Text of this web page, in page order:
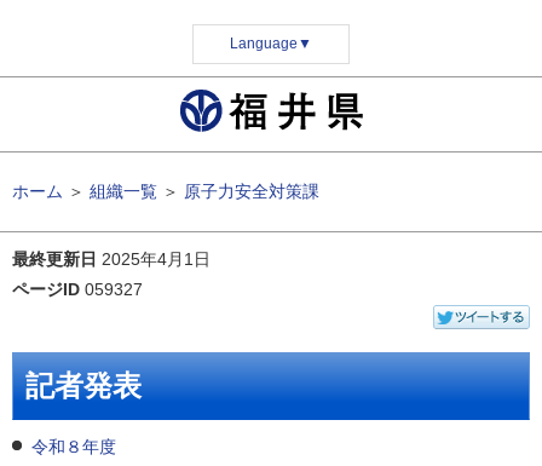
Language ▼
ホーム ＞ 組織一覧 ＞ 原子力安全対策課
最終更新日 2025年4月1日
ページID 059327
記者発表
令和８年度